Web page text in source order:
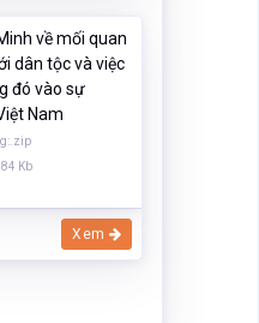
về mối quan
dân tộc và việc
đó vào sự
Nam
Kb
Xem